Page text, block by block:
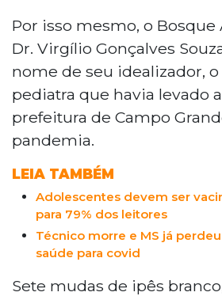
Por isso mesmo, o Bosque
Dr. Virgílio Gonçalves
nome de seu idealizador,
pediatra que havia levado
prefeitura de Campo
pandemia.
LEIA TAMBÉM
Adolescentes devem ser
para 79% dos leitores
Técnico morre e MS já
saúde para covid
Sete mudas de ipês